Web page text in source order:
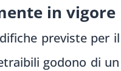
in vigore
previste per
godono di